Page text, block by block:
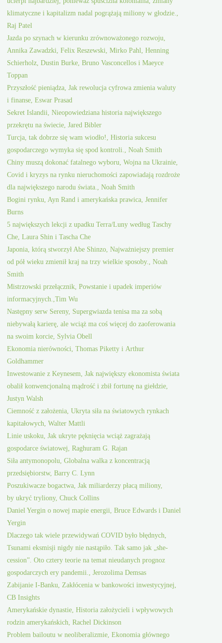
klimatyczne i kapitalizm nadal pogrążają miliony w głodzie.,
Raj Patel
Jazda po szynach w kierunku zrównoważonego rozwoju,
Annika Zawadzki, Felix Reszewski, Mirko Pahl, Henning
Schierholz, Dustin Burke, Bruno Vasconcellos i Maeyce
Toppan
Przyszłość pieniądza, Jak rewolucja cyfrowa zmienia waluty
i finanse, Eswar Prasad
Sekret Islandii, Nieopowiedziana historia największego
przekrętu na świecie, Jared Bibler
Turcja, tak dobrze się wam wiodło!, Historia sukcesu
gospodarczego wymyka się spod kontroli., Noah Smith
Chiny muszą dokonać fatalnego wyboru, Wojna na Ukrainie,
Covid i kryzys na rynku nieruchomości zapowiadają rozdroże
dla największego narodu świata., Noah Smith
Bogini rynku, Ayn Rand i amerykańska prawica, Jennifer
Burns
5 największych lekcji z upadku Terra/Luny według Taschy
Che, Laura Shin i Tascha Che
Japonia, którą stworzył Abe Shinzo, Najważniejszy premier
od pół wieku zmienił kraj na trzy wielkie sposoby., Noah
Smith
Mistrzowski przełącznik, Powstanie i upadek imperiów
informacyjnych.,Tim Wu
Następny serw Sereny, Supergwiazda tenisa ma za sobą
niebywałą karierę, ale wciąż ma coś więcej do zaoferowania
na swoim korcie, Sylvia Obell
Ekonomia nierówności, Thomas Piketty i Arthur
Goldhammer
Inwestowanie z Keynesem, Jak największy ekonomista świata
obalił konwencjonalną mądrość i zbił fortunę na giełdzie,
Justyn Walsh
Ciemność z założenia, Ukryta siła na światowych rynkach
kapitałowych, Walter Mattli
Linie uskoku, Jak ukryte pęknięcia wciąż zagrażają
gospodarce światowej, Raghuram G. Rajan
Siła antymonopolu, Globalna walka z koncentracją
przedsiębiorstw, Barry C. Lynn
Poszukiwacze bogactwa, Jak miliarderzy płacą miliony,
by ukryć tryliony, Chuck Collins
Daniel Yergin o nowej mapie energii, Bruce Edwards i Daniel
Yergin
Dlaczego tak wiele przewidywań COVID było błędnych,
Tsunami eksmisji nigdy nie nastąpiło. Tak samo jak „she-
cession”. Oto cztery teorie na temat nieudanych prognoz
gospodarczych ery pandemii., Jerozolima Demsas
Zabijanie I-Banku, Zakłócenia w bankowości inwestycyjnej,
CB Insights
Amerykańskie dynastie, Historia założycieli i wpływowych
rodzin amerykańskich, Rachel Dickinson
Problem bailoutu w neoliberalizmie, Ekonomia głównego